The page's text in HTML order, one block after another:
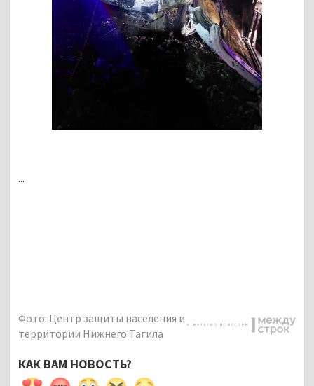
...
Фото: Центр защиты населения и
территории Нижнего Тагила
КАК ВАМ НОВОСТЬ?